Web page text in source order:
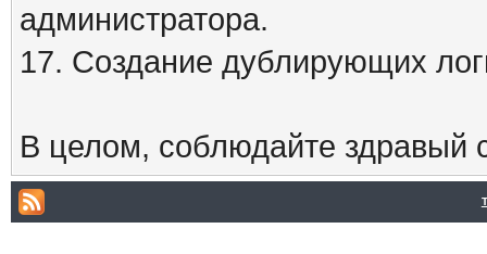
администратора.
17. Создание дублирующих
В целом, соблюдайте здравый